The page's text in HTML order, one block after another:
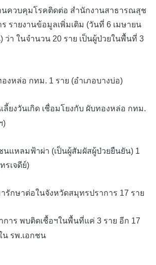
บคุมโรคติดต่อ สำนักงานสาธารณสุช
รายงานข้อมูลเพิ่มเติม (วันที่ 6 เมษายน
) ว่า ในจำนวน 20 ราย เป็นผู้ป่วยในพื้นที่ 3
งหล่อ กทม. 1 ราย (อำเภอบางบ่อ)
ลี้ยงวันเกิด เชื่อมโยงกับ ผับทองหล่อ กทม.
)
นแหลมฟ้าผ่า (เป็นผู้สัมผัสผู้ป่วยยืนยัน) 1
รเจดีย์)
รักษาต่อในจังหวัดสมุทรปราการ 17 ราย
การ พบติดเชื้อฯในพื้นที่แค่ 3 ราย อีก 17
น รพ.เอกชน